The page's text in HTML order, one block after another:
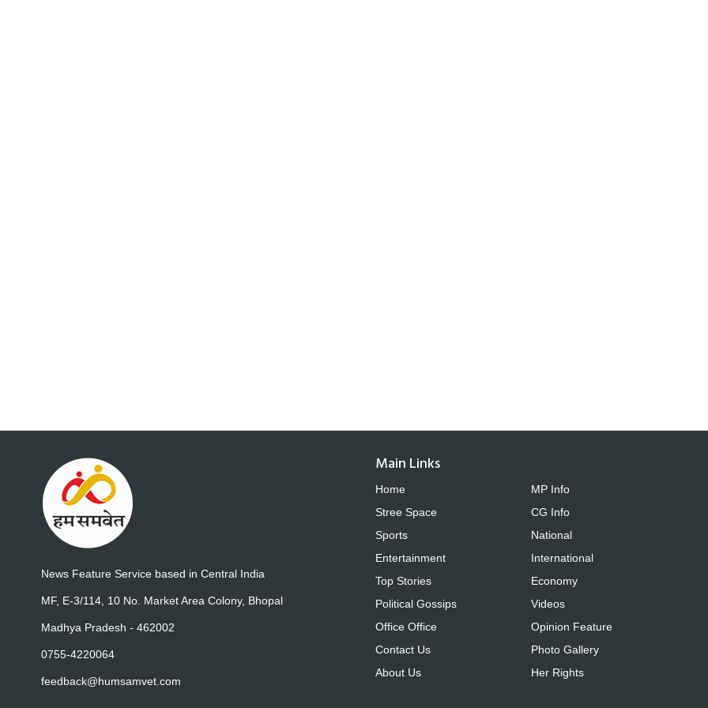
News Feature Service based in Central India
MF, E-3/114, 10 No. Market Area Colony, Bhopal
Madhya Pradesh - 462002
0755-4220064
feedback@humsamvet.com
Main Links
Home
Stree Space
Sports
Entertainment
Top Stories
Political Gossips
Office Office
Contact Us
About Us
MP Info
CG Info
National
International
Economy
Videos
Opinion Feature
Photo Gallery
Her Rights